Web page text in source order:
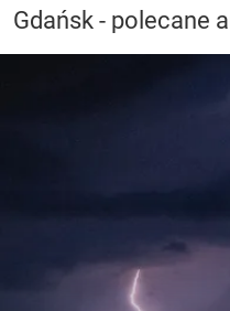
Gdańsk - polecane